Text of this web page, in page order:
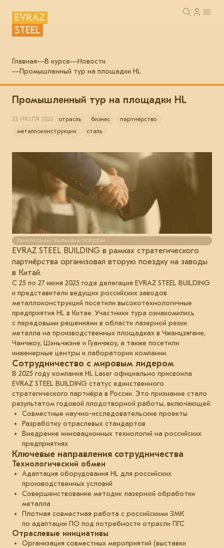
EVRAZ
STEEL
Главная В курсе
Новости
Промышленный тур на площадки HL
Промышленный тур на площадки HL
23 ИЮЛЯ 2025 отрасль бизнес
партнёрство
металлоконструкции
сталь
Фото:Fit Ztudio/Shutterstock/FOTODOM
EVRAZ STEEL BUILDING в рамках стратегического
партнёрства организовал вторую поездку на заводы
в Китай.
С 25 по 27 июня 2025 года делегация EVRAZ STEEL BUILDING
и представители ведущих российских заводов
металлоконструкций посетили высокотехнологичные
предприятия HL в Китае. Участники тура ознакомились
с передовыми решениями в области лазерной резки
металла на производственных площадках в Чжанцзягане,
Чанчжоу, Шэньчжэне и Гуанчжоу, а также посетили
инженерные центры и лаборатории компании.
Сотрудничество с мировым лидером
В 2025 году компания HL Laser официально присвоила
EVRAZ STEEL BUILDING статус единственного
стратегического партнёра в России. Это признание стало
результатом годовой плодотворной работы, включающей:
Совместные научно-исследовательские проекты
Разработку отраслевых стандартов
Внедрение инновационных технологий на российских
предприятиях
Ключевые направления сотрудничества
Технологический обмен
Адаптация оборудования HL для российских
производственных условий
Совершенствование методик лазерной обработки
металла
Плотная совместная работа с российскими ЗМК
по адаптации ПО под потребности отрасли ПГС
Отраслевые инициативы
Организация совместных мероприятий (выставки